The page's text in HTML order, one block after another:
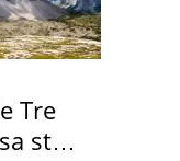
Tre
sta